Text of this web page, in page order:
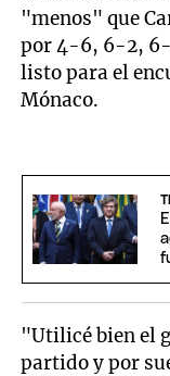
"menos" que
por 4-6, 6-2, 6-
listo para el
Mónaco.
"Utilicé bien el
partido y por